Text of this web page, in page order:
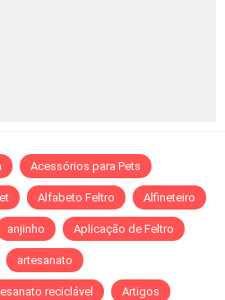
Acessórios para Pets
Alfabeto Feltro Alfineteiro
anjinho Aplicação de Feltro
artesanato
reciclável Artigos